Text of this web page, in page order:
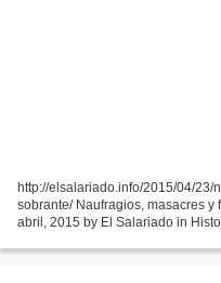
http://elsalariado.info/2015/04/23/
sobrante/ Naufragios, masacres
abril, 2015 by El Salariado in